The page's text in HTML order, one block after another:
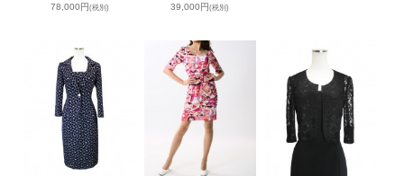
78,000円(税別) 39,000円(税別)